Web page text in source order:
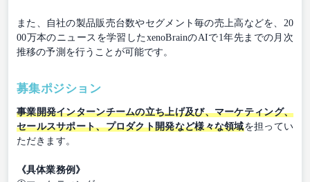
また、自社の製品販売台数やセグメント毎の売上高などを、20
00万本のニュースを学習したxenoBrainのAIで1年先までの月次
推移の予測を行うことが可能です。
募集ポジション
事業開発インターンチームの立ち上げ及び、マーケティング、
セールスサポート、プロダクト開発など様々な領域を担ってい
ただきます。
《具体業務例》